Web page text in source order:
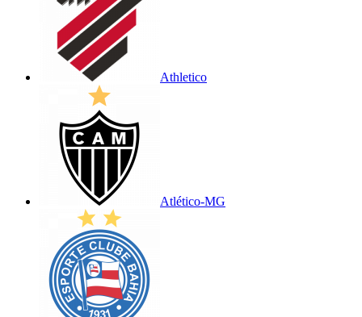
Athletico
Atlético-MG